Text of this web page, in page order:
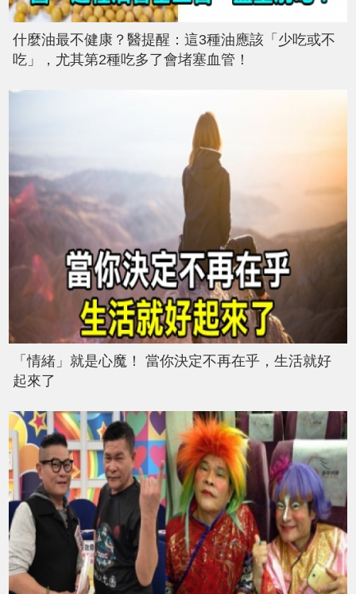
什麼油最不健康？醫提醒：這3種油應該「少吃或不
吃」，尤其第2種吃多了會堵塞血管！
「情緒」就是心魔！ 當你決定不再在乎，生活就好
起來了